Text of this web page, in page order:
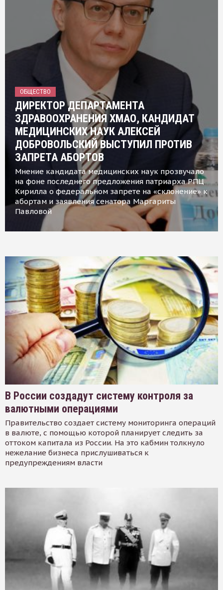
ОБЩЕСТВО
ДИРЕКТОР ДЕПАРТАМЕНТА
ЗДРАВООХРАНЕНИЯ ХМАО, КАНДИДАТ
МЕДИЦИНСКИХ НАУК АЛЕКСЕЙ
ДОБРОВОЛЬСКИЙ ВЫСТУПИЛ ПРОТИВ
ЗАПРЕТА АБОРТОВ
Мнение кандидата медицинских наук прозвучало
на фоне последнего предложения патриарха РПЦ
Кирилла о федеральном запрете на «склонение» к
абортам и заявления сенатора Маргариты
Павловой
В России создадут систему контроля за
валютными операциями
Правительство создает систему мониторинга операций
в валюте, с помощью которой планирует следить за
оттоком капитала из России. На это кабмин толкнуло
нежелание бизнеса прислушиваться к
предупреждениям власти